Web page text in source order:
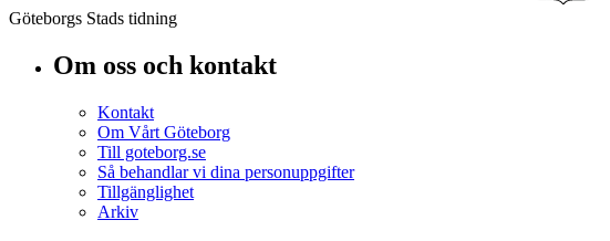
Göteborgs Stads tidning
Om oss och kontakt
Kontakt
Om Vårt Göteborg
Till goteborg.se
Så behandlar vi dina personuppgifter
Tillgänglighet
Arkiv